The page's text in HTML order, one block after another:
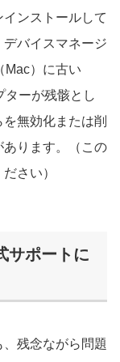
ンストールして
バイスマネージ
Mac）に古い
ターが残骸とし
無効化または削
あります。（この
さい）
サポートに
残念ながら問題